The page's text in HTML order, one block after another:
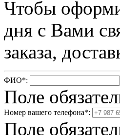
Чтобы
дня с Вами
заказа,
ФИО*:
Поле
Номер вашего телефона*:
Поле